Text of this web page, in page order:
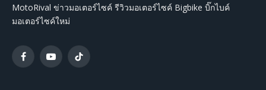
MotoRival ข่าวมอเตอร์ไซค์ รีวิวมอเตอร์ไซค์ Bigbike บิ๊กไบค์
มอเตอร์ไซค์ใหม่
FacebookYouTubeTikTok